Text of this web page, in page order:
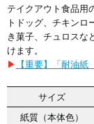
テイクアウト食品用
トドッグ、チキン
き菓子、チュロスな
けます。
▶ 【重要】「耐油
サイズ
紙質（本体色）